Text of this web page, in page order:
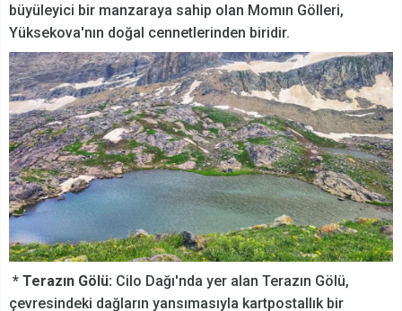
büyüleyici bir manzaraya sahip olan Momın Gölleri,
Yüksekova'nın doğal cennetlerinden biridir.
* Terazın Gölü: Cilo Dağı'nda yer alan Terazın Gölü,
çevresindeki dağların yansımasıyla kartpostallık bir